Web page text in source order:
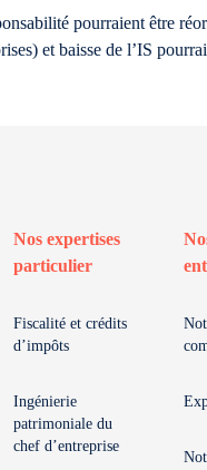
pourraient être
et baisse de l’IS
Nos expertises
particulier
Fiscalité et crédits
d’impôts
Ingénierie
patrimoniale du
chef d’entreprise